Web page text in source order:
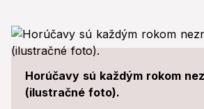
Horúčavy sú každým rokom
(ilustračné foto).